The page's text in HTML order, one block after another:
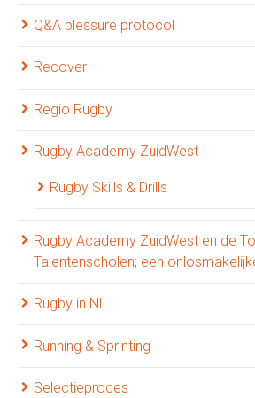
Q&A blessure protocol
Recover
Regio Rugby
Rugby Academy ZuidWest
Rugby Skills & Drills
Rugby Academy ZuidWest en de
Talentenscholen; een
Rugby in NL
Running & Sprinting
Selectieproces